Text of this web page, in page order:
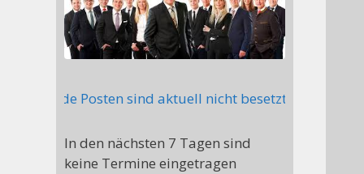
Posten sind aktuell nicht besetzt: Stellv.
In den nächsten 7 Tagen sind
keine Termine eingetragen